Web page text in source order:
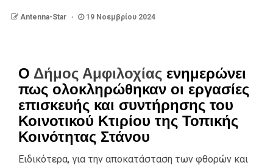
Antenna-Star 19 Νοεμβρίου 2024
Ο Δήμος Αμφιλοχίας ενημερώνει
πως ολοκληρώθηκαν οι εργασίες
επισκευής και συντήρησης του
Κοινοτικού Κτιρίου της Τοπικής
Κοινότητας Στάνου
Ειδικότερα, για την αποκατάσταση των φθορών και